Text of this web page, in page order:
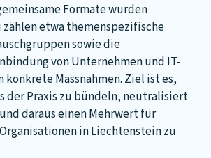
Formate wurden
etwa themenspezifische
sowie die
von Unternehmen und IT-
Massnahmen. Ziel ist es,
der Praxis zu bündeln, neutralisiert
daraus einen Mehrwert für
in Liechtenstein zu